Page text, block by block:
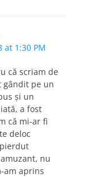
at 1:30 PM
că scriam de
gândit pe un
și un
a fost
că mi-ar fi
deloc
nu
am aprins